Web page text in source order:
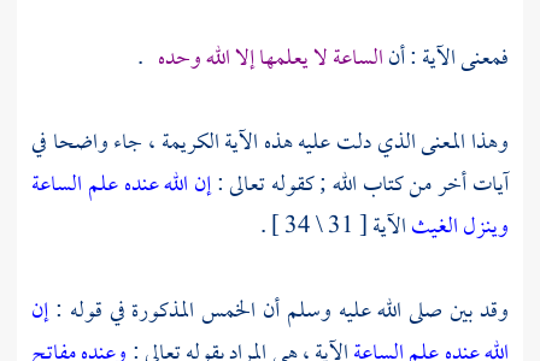
فمعنى الآية : أنالساعة لا يعلمها إلا الله وحده .
وهذا المعنى الذي دلت عليه هذه الآية الكريمة ، جاء واضحا في
آيات أخر من كتاب الله ; كقوله تعالى :إن الله عنده علم الساعة
وينزل الغيثالآية [ 31 \ 34 ] .
وقد بين صلى الله عليه وسلم أن الخمس المذكورة في قوله :إن